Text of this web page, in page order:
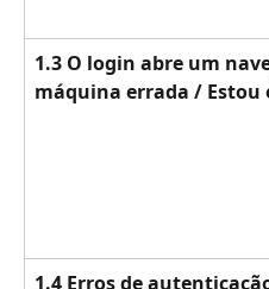
1.3 O login abre um
máquina errada / Estou
1.4 Erros de